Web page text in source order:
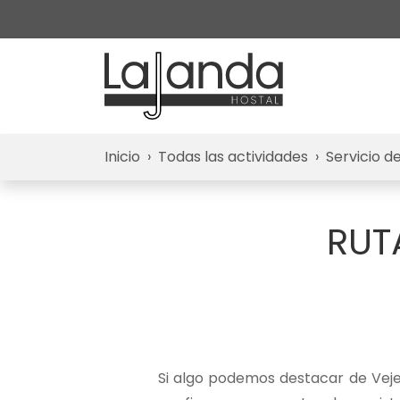
Inicio Todas las actividades Servicio
Si algo podemos destacar de